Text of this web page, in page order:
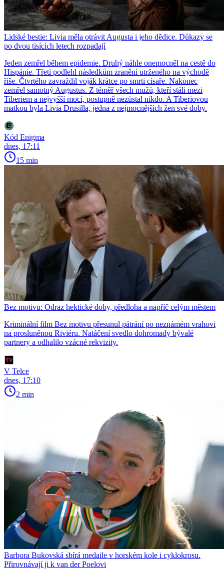
Lidské bestie: Livia měla otrávit Augusta i jeho dědice. Důkazy se
po dvou tisících letech rozpadají
Jeden zemřel během epidemie. Druhý náhle onemocněl na cestě do
Hispánie. Třetí podlehl následkům zranění utrženého na východě
říše. Čtvrtého zavraždil voják krátce po smrti císaře. Nakonec
zemřel samotný Augustus. Z téměř všech mužů, kteří stáli mezi
Tiberiem a nejvyšší mocí, postupně nezůstal nikdo. A Tiberiovou
matkou byla Livia Drusilla, jedna z nejmocnějších žen své doby.
Kód Enigma
dnes, 17:11
15 min
Bez motivu: Odraz hektické doby, předloha a napříč celým městem
Kriminální film Bez motivu přesunul pátrání po neznámém vrahovi
na prosluněnou Riviéru. Natáčení svedlo dohromady bývalé
partnery a odhalilo vzácné rekvizity.
V Telce
dnes, 17:10
2 min
Barbora Bukovská sbírá medaile v horském kole i cyklokrosu.
Přirovnávají ji k van der Poelovi